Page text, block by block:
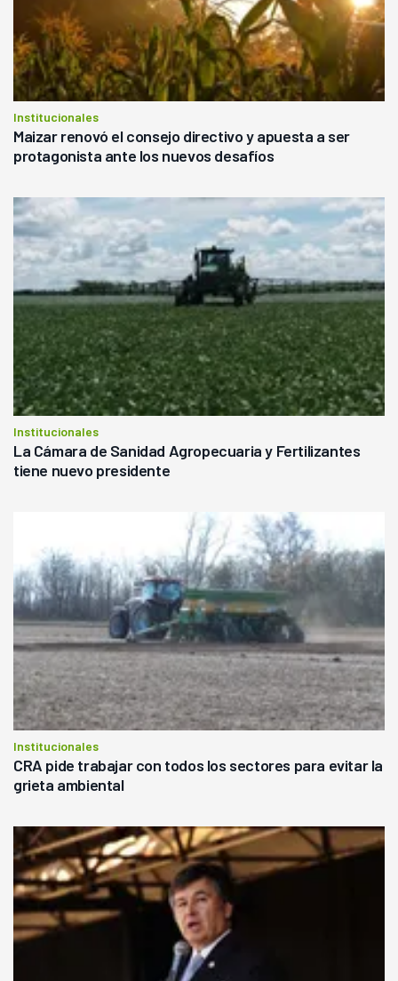
Institucionales
Maizar renovó el consejo directivo y apuesta a ser
protagonista ante los nuevos desafíos
Institucionales
La Cámara de Sanidad Agropecuaria y Fertilizantes
tiene nuevo presidente
Institucionales
CRA pide trabajar con todos los sectores para evitar la
grieta ambiental